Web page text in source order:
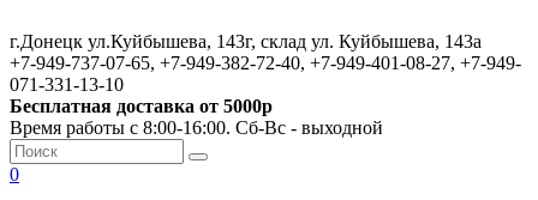
г.Донецк ул.Куйбышева, 143г, склад ул. Куйбышева, 143а
+7-949-737-07-65, +7-949-382-72-40, +7-949-401-08-27, +7-949-
071-331-13-10
Бесплатная доставка от 5000р
Время работы с 8:00-16:00. Сб-Вс - выходной
0